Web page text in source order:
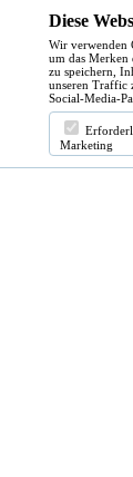
Diese
Wir verwenden
um das
zu speichern,
unseren Traffic
Social-Media-
Marketing